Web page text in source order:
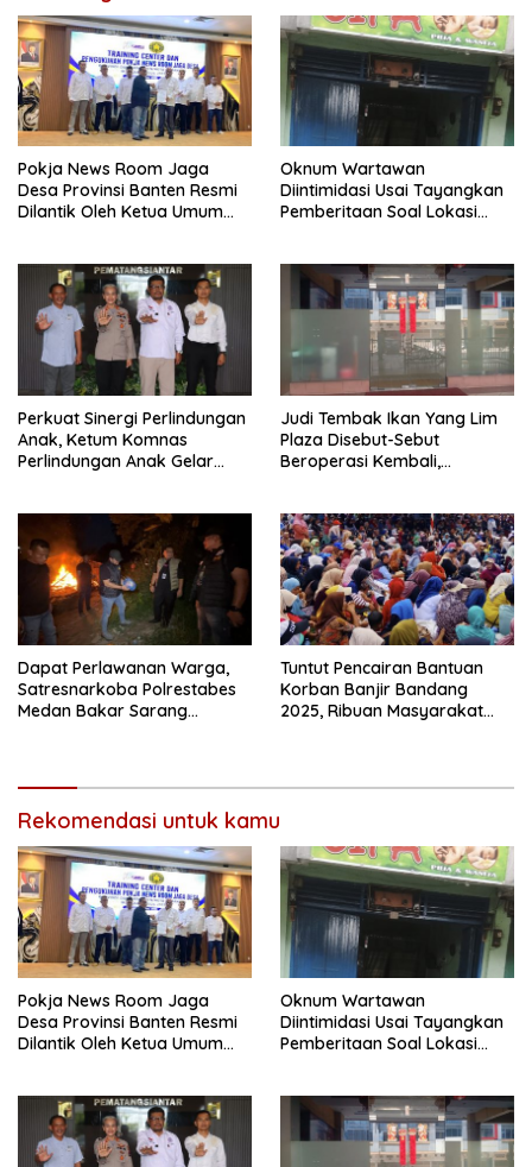
Pokja News Room Jaga
Desa Provinsi Banten Resmi
Dilantik Oleh Ketua Umum
Oknum Wartawan
Diintimidasi Usai Tayangkan
Pemberitaan Soal Lokasi
Perkuat Sinergi Perlindungan
Anak, Ketum Komnas
Perlindungan Anak Gelar
Judi Tembak Ikan Yang Lim
Plaza Disebut-Sebut
Beroperasi Kembali,
Dapat Perlawanan Warga,
Satresnarkoba Polrestabes
Medan Bakar Sarang
Tuntut Pencairan Bantuan
Korban Banjir Bandang
2025, Ribuan Masyarakat
Rekomendasi untuk kamu
Pokja News Room Jaga
Desa Provinsi Banten Resmi
Dilantik Oleh Ketua Umum
Oknum Wartawan
Diintimidasi Usai Tayangkan
Pemberitaan Soal Lokasi